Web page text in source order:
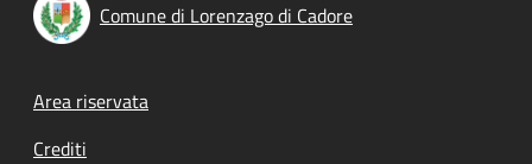
Comune di Lorenzago di Cadore
Footer menu
Area riservata
Crediti